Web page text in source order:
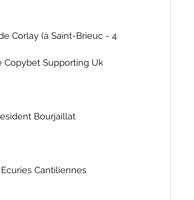
Corlay (à Saint-Brieuc - 4
Copybet Supporting Uk
Bourjaillat
Cantiliennes